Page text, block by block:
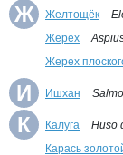
Ж Желтощёк
Жерех
Жерех
И Ишхан
К Калуга
Huso
Карась